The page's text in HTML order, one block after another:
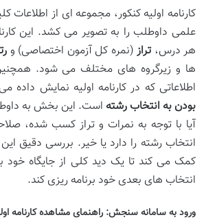
کارنامه اولیه کنکور، مجموعه ای از
علمی داوطلب را به تصویر می کشد. این
هر درس،تراز(نمره کل آزمون اختصاصی) و
ها و زیرگروه های مختلف می شود.
اطلاعاتی که در کارنامه اولیه نمایش داده
بودن به انتخاب رشته است. این بخش به
آیا با توجه به نمرات و تراز کسب شده،
انتخاب رشته را دارد یا خیر. بررسی دقیق
کمک می کند تا یک دید کلی از جایگاه خود
انتخاب های بعدی خود برنامه ریزی کند.
ورود به سامانه سنجش: راهنمای مشاهده کارنامه